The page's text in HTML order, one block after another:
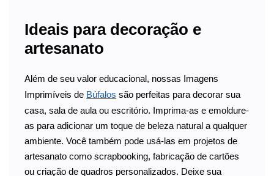
Ideais para decoração e
artesanato
Além de seu valor educacional, nossas Imagens
Imprimíveis de Búfalos são perfeitas para decorar sua
casa, sala de aula ou escritório. Imprima-as e emoldure-
as para adicionar um toque de beleza natural a qualquer
ambiente. Você também pode usá-las em projetos de
artesanato como scrapbooking, fabricação de cartões
ou criação de quadros personalizados. Deixe sua